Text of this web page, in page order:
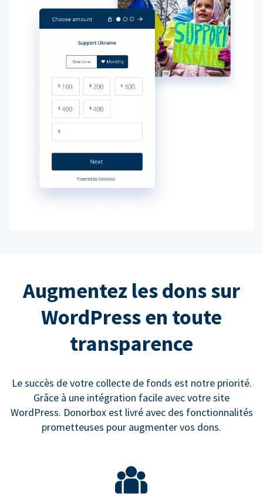
Augmentez les dons sur
WordPress en toute
transparence
Le succès de votre collecte de fonds est notre priorité.
Grâce à une intégration facile avec votre site
WordPress. Donorbox est livré avec des fonctionnalités
prometteuses pour augmenter vos dons.